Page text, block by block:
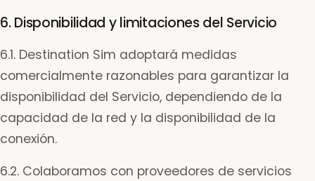
6. Disponibilidad y limitaciones del Servicio
6.1. Destination Sim adoptará medidas
comercialmente razonables para garantizar la
disponibilidad del Servicio, dependiendo de la
capacidad de la red y la disponibilidad de la
conexión.
6.2. Colaboramos con proveedores de servicios